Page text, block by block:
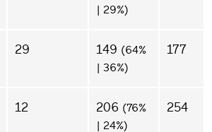
| 29%)
29 149 (64%
| 36%)
177
12 206 (76%
| 24%)
254